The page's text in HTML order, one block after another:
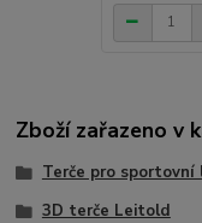
Zboží zařazeno v
Terče pro sportovní
3D terče Leitold